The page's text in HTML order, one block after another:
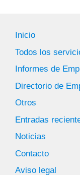
Inicio
Todos los
Informes de
Directorio de
Otros
Entradas
Noticias
Contacto
Aviso legal